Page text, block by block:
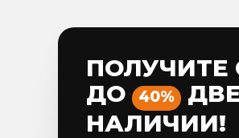
ПОЛУЧИТЕ
ДО
40%
НАЛИЧИИ!